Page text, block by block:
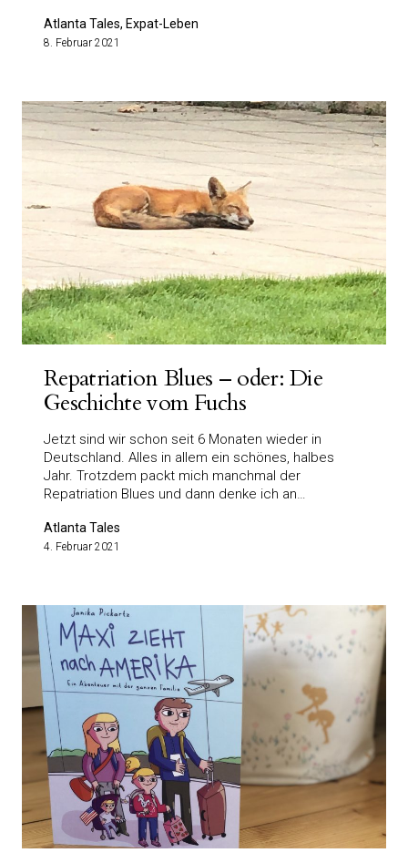
Atlanta Tales, Expat-Leben
8. Februar 2021
Repatriation Blues – oder: Die
Geschichte vom Fuchs
Jetzt sind wir schon seit 6 Monaten wieder in
Deutschland. Alles in allem ein schönes, halbes
Jahr. Trotzdem packt mich manchmal der
Repatriation Blues und dann denke ich an…
Atlanta Tales
4. Februar 2021